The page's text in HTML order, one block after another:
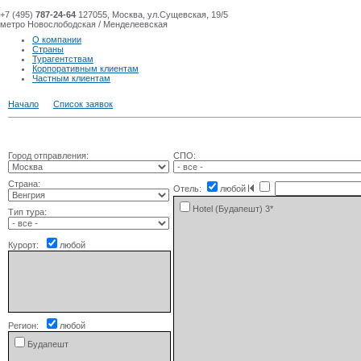
+7 (495) 787-24-64 127055, Москва, ул.Сущевская, 19/5
метро Новослободская / Менделеевская
О компании
Страны
Турагентствам
Корпоративным клиентам
Частным клиентам
Начало Список заявок
Город отправления:
Страна:
Тип тура:
Курорт: любой
Регион:
любой
Будапешт
СПО:
Отель: любой
Hotel (Будапешт) 3*